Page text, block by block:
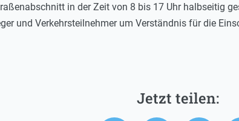
in der Zeit von 8 bis 17 Uhr halbseitig
und Verkehrsteilnehmer um Verständnis für die